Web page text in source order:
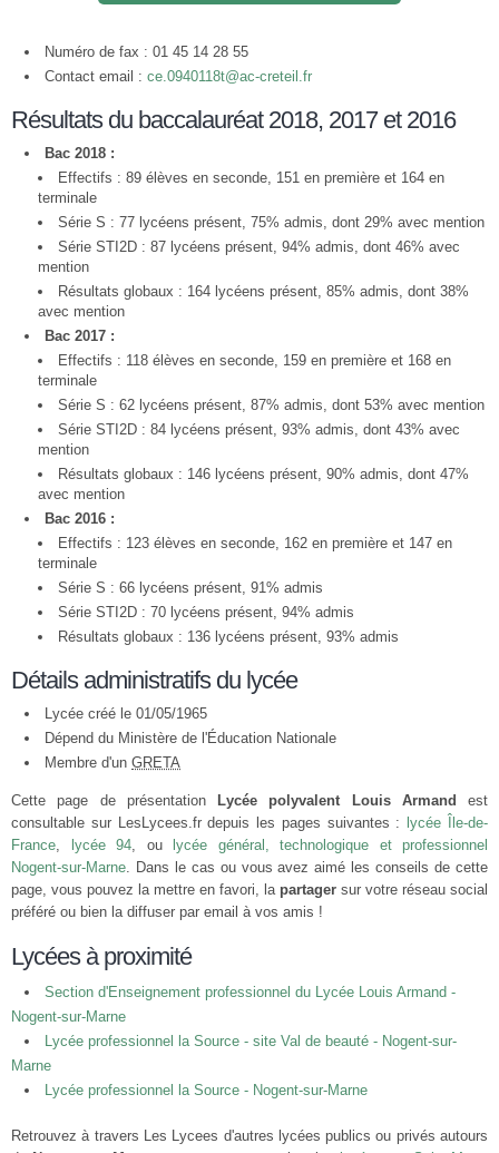
Numéro de fax : 01 45 14 28 55
Contact email : ce.0940118t@ac-creteil.fr
Résultats du baccalauréat 2018, 2017 et 2016
Bac 2018 :
Effectifs : 89 élèves en seconde, 151 en première et 164 en
terminale
Série S : 77 lycéens présent, 75% admis, dont 29% avec mention
Série STI2D : 87 lycéens présent, 94% admis, dont 46% avec
mention
Résultats globaux : 164 lycéens présent, 85% admis, dont 38%
avec mention
Bac 2017 :
Effectifs : 118 élèves en seconde, 159 en première et 168 en
terminale
Série S : 62 lycéens présent, 87% admis, dont 53% avec mention
Série STI2D : 84 lycéens présent, 93% admis, dont 43% avec
mention
Résultats globaux : 146 lycéens présent, 90% admis, dont 47%
avec mention
Bac 2016 :
Effectifs : 123 élèves en seconde, 162 en première et 147 en
terminale
Série S : 66 lycéens présent, 91% admis
Série STI2D : 70 lycéens présent, 94% admis
Résultats globaux : 136 lycéens présent, 93% admis
Détails administratifs du lycée
Lycée créé le 01/05/1965
Dépend du Ministère de l'Éducation Nationale
Membre d'un GRETA
Cette page de présentation Lycée polyvalent Louis Armand
est
consultable sur LesLycees.fr depuis les pages suivantes :
lycée Île-de-
France, lycée 94, ou
lycée général, technologique et professionnel
Nogent-sur-Marne. Dans le cas ou vous avez aimé les conseils de cette
page, vous pouvez la mettre en favori, la partager sur votre réseau social
préféré ou bien la diffuser par email à vos amis !
Lycées à proximité
Section d'Enseignement professionnel du Lycée Louis Armand -
Nogent-sur-Marne
Lycée professionnel la Source - site Val de beauté - Nogent-sur-
Marne
Lycée professionnel la Source - Nogent-sur-Marne
Retrouvez à travers Les Lycees d'autres lycées publics ou privés autours